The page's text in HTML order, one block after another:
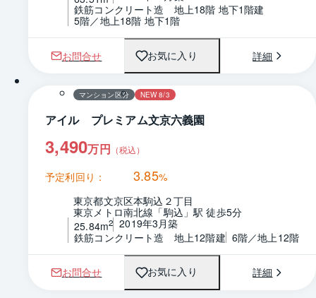
鉄筋コンクリート造　地上18階 地下1階建
5階／地上18階 地下1階
お問合せ お気に入り 詳細
1 / 0 間取り
マンション区分 NEW 8/3
アイル プレミアム文京六義園
3,490万円 （税込）
予定利回り： 3.85%
東京都文京区本駒込２丁目
東京メトロ南北線「駒込」駅 徒歩5分
25.84m2 2019年3月築
鉄筋コンクリート造　地上12階建 6階／地上12階
お問合せ お気に入り 詳細